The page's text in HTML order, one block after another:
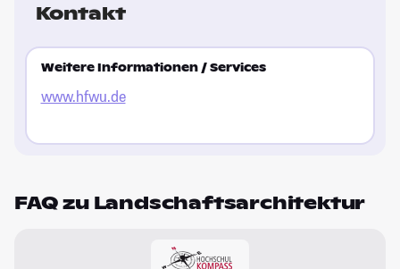
Kontakt
Weitere Informationen / Services
www.hfwu.de
FAQ zu Landschaftsarchitektur